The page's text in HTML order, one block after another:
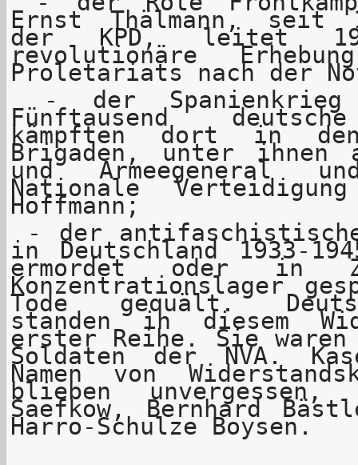
Ernst Thälmann, seit
der KPD, leitet
revolutionäre
Proletariats nach der
- der Spanienkrieg
Fünftausend
kämpften dort in
Brigaden, unter ihnen
und Armeegeneral
Nationale
Hoffmann;
- der antifaschistische
in Deutschland 1933-
ermordet oder in
Konzentrationslager
Tode gequält.
standen in diesem
erster Reihe. Sie
Soldaten der NVA.
Namen von
blieben
Saefkow, Bernhard
Harro-Schulze Boysen.